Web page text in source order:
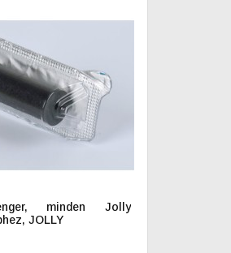
minden Jolly
JOLLY